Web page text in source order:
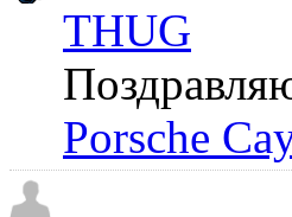
THUG
Porsche